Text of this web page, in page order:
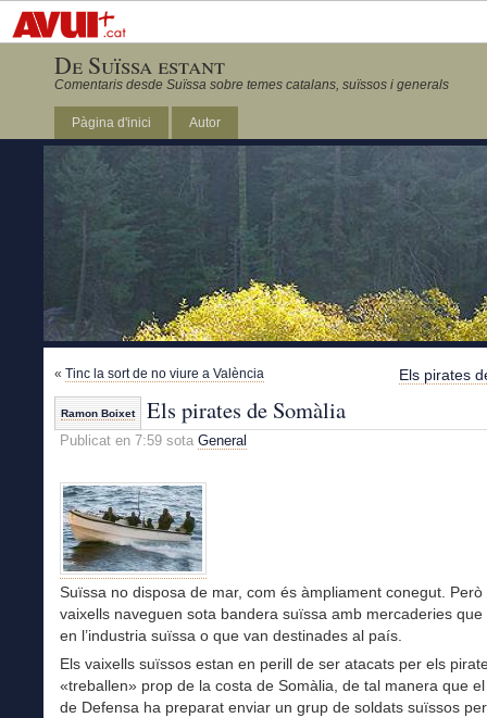
De Suïssa estant
Comentaris desde Suïssa sobre temes catalans, suïssos i generals
Pàgina d'inici Autor
« Tinc la sort de no viure a València Els pirates
Ramon Boixet Els pirates de Somàlia
Publicat en 7:59 sota General
Suïssa no disposa de mar, com és àmpliament conegut. Però
vaixells naveguen sota bandera suïssa amb mercaderies que
en l’industria suïssa o que van destinades al país.
Els vaixells suïssos estan en perill de ser atacats per els
«treballen» prop de la costa de Somàlia, de tal manera que
de Defensa ha preparat enviar un grup de soldats suïssos